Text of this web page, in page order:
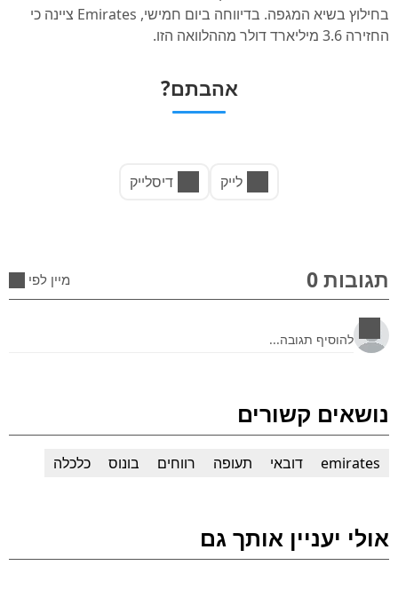
בחילוץ בשיא המגפה. בדיווחה ביום חמישי, Emirates ציינה כי
החזירה 3.6 מיליארד דולר מההלוואה הזו.
אהבתם?
לייק דיסלייק
תגובות 0 מיין לפי
נושאים קשורים
emirates דובאי תעופה רווחים בונוס כלכלה
אולי יעניין אותך גם